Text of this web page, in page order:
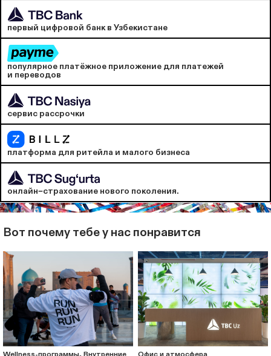
первый цифровой банк в Узбекистане
популярное платёжное приложение для платежей
и переводов
сервис рассрочки
платформа для ритейла и малого бизнеса
онлайн−страхование нового поколения.
Вот почему тебе у нас понравится
Wellness-программы, Внутренние Офис и атмосфера